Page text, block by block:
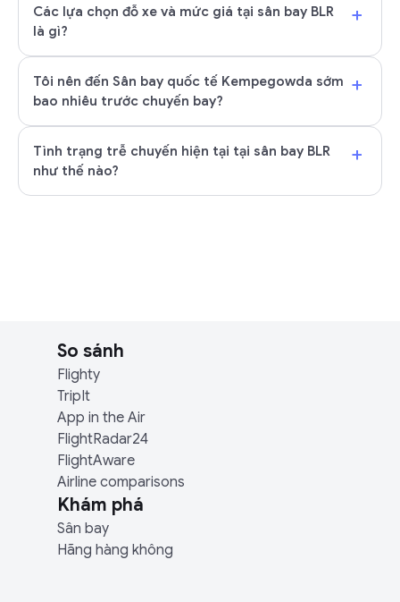
Các lựa chọn đỗ xe và mức giá tại sân bay BLR
là gì?
+
Tôi nên đến Sân bay quốc tế Kempegowda sớm
bao nhiêu trước chuyến bay?
+
Tình trạng trễ chuyến hiện tại tại sân bay BLR
như thế nào?
+
So sánh
Flighty
TripIt
App in the Air
FlightRadar24
FlightAware
Airline comparisons
Khám phá
Sân bay
Hãng hàng không